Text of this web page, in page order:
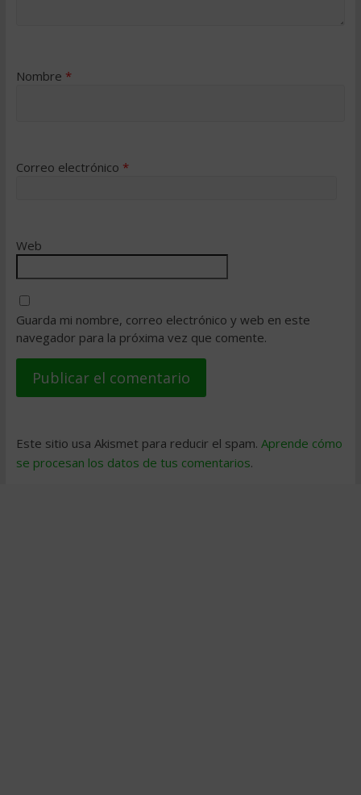
Nombre *
Correo electrónico *
Web
Guarda mi nombre, correo electrónico y web en este
navegador para la próxima vez que comente.
Este sitio usa Akismet para reducir el spam. Aprende cómo
se procesan los datos de tus comentarios.